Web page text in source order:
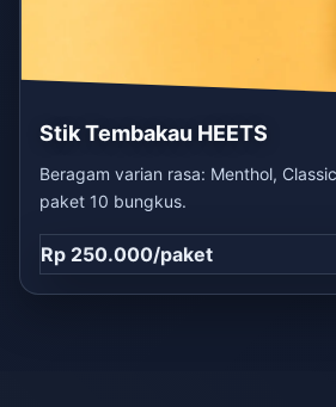
Stik Tembakau HEETS
Beragam varian rasa: Menthol,
paket 10 bungkus.
Rp 250.000/paket